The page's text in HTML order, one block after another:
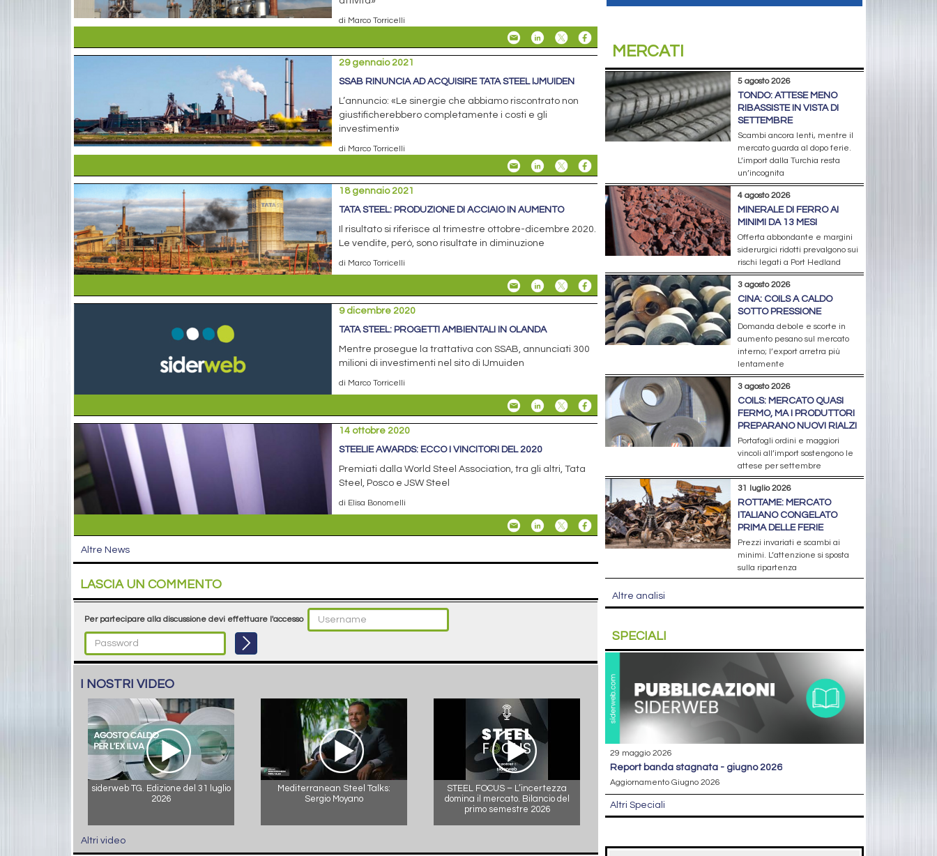
di Marco Torricelli
29 gennaio 2021
SSAB RINUNCIA AD ACQUISIRE TATA STEEL IJMUIDEN
L’annuncio: «Le sinergie che abbiamo riscontrato non
giustificherebbero completamente i costi e gli
investimenti»
di Marco Torricelli
18 gennaio 2021
TATA STEEL: PRODUZIONE DI ACCIAIO IN AUMENTO
Il risultato si riferisce al trimestre ottobre-dicembre 2020.
Le vendite, però, sono risultate in diminuzione
di Marco Torricelli
9 dicembre 2020
TATA STEEL: PROGETTI AMBIENTALI IN OLANDA
Mentre prosegue la trattativa con SSAB, annunciati 300
milioni di investimenti nel sito di IJmuiden
di Marco Torricelli
14 ottobre 2020
STEELIE AWARDS: ECCO I VINCITORI DEL 2020
Premiati dalla World Steel Association, tra gli altri, Tata
Steel, Posco e JSW Steel
di Elisa Bonomelli
Altre News
LASCIA UN COMMENTO
Per partecipare alla discussione devi effettuare l'accesso
I NOSTRI VIDEO
siderweb TG. Edizione del 31 luglio
2026
Mediterranean Steel Talks:
Sergio Moyano
STEEL FOCUS – L’incertezza
domina il mercato. Bilancio del
primo semestre 2026
Altri video
MERCATI
5 agosto 2026
TONDO: ATTESE MENO
RIBASSISTE IN VISTA DI
SETTEMBRE
Scambi ancora lenti, mentre il
mercato guarda al dopo ferie.
L’import dalla Turchia resta
un’incognita
4 agosto 2026
MINERALE DI FERRO AI
MINIMI DA 13 MESI
Offerta abbondante e margini
siderurgici ridotti prevalgono sui
rischi legati a Port Hedland
3 agosto 2026
CINA: COILS A CALDO
SOTTO PRESSIONE
Domanda debole e scorte in
aumento pesano sul mercato
interno; l’export arretra più
lentamente
3 agosto 2026
COILS: MERCATO QUASI
FERMO, MA I PRODUTTORI
PREPARANO NUOVI RIALZI
Portafogli ordini e maggiori
vincoli all’import sostengono le
attese per settembre
31 luglio 2026
ROTTAME: MERCATO
ITALIANO CONGELATO
PRIMA DELLE FERIE
Prezzi invariati e scambi ai
minimi. L’attenzione si sposta
sulla ripartenza
Altre analisi
SPECIALI
29 maggio 2026
report banda stagnata - giugno 2026
Aggiornamento Giugno 2026
Altri Speciali